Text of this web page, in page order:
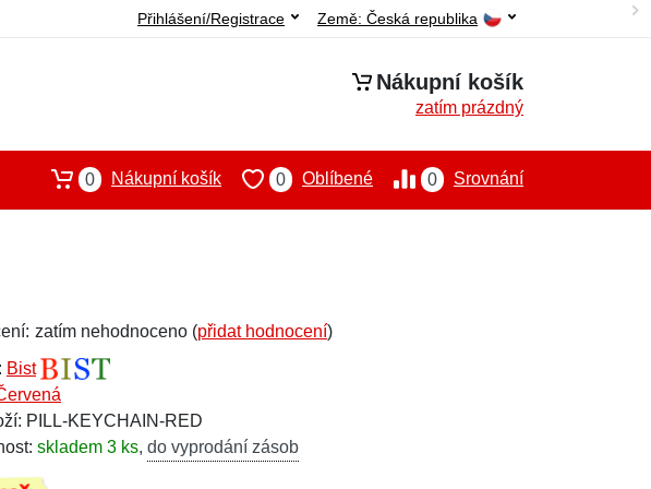
Země: Česká republika
Přihlášení/Registrace
Nákupní košík
zatím prázdný
0 Srovnání
0 Oblíbené
0 Nákupní košík
zatím nehodnoceno (přidat hodnocení)
Bist
PILL-KEYCHAIN-RED
skladem 3 ks, do vyprodání zásob